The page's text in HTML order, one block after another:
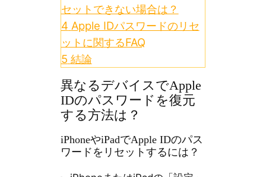
セットできない場合は？
4 Apple IDパスワードのリセ
ットに関するFAQ
5 結論
異なるデバイスでApple
IDのパスワードを復元
する方法は？
iPhoneやiPadでApple IDのパス
ワードをリセットするには？